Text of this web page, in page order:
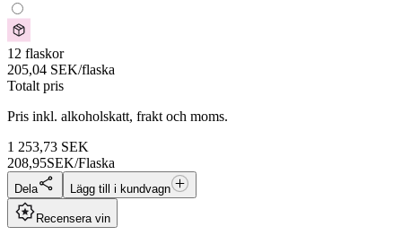
12 flaskor
205,04 SEK/flaska
Totalt pris
Pris inkl. alkoholskatt, frakt och moms.
1 253,73 SEK
208,95SEK/Flaska
Dela Lägg till i kundvagn
Recensera vin